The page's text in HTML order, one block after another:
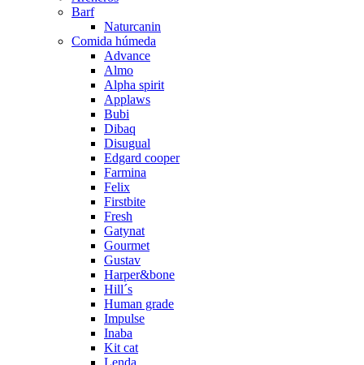
Barf
Naturcanin
Comida húmeda
Advance
Almo
Alpha spirit
Applaws
Bubi
Dibaq
Disugual
Edgard cooper
Farmina
Felix
Firstbite
Fresh
Gatynat
Gourmet
Gustav
Harper&bone
Hill´s
Human grade
Impulse
Inaba
Kit cat